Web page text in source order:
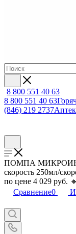
8 800 551 40 63
8 800 551 40 63
(846) 219 2737
ПОМПА
скорость 250мл/
по цене 4 029 руб.
Сравнение0